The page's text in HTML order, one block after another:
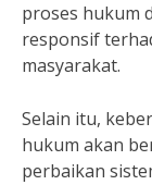
proses hukum
responsif
masyarakat.
Selain itu,
hukum akan
perbaikan